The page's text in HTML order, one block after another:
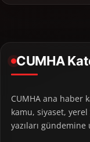
CUMHA
CUMHA ana haber
kamu, siyaset,
yazıları